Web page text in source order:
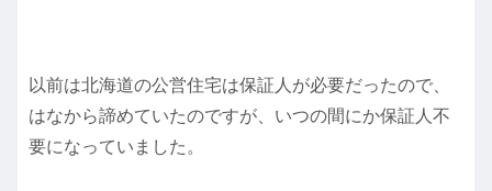
以前は北海道の公営住宅は保証人が必要だったので、
はなから諦めていたのですが、いつの間にか保証人不
要になっていました。